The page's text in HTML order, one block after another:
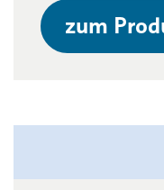
zum